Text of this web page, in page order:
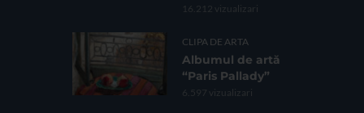
16.212 vizualizari
CLIPA DE ARTA
Albumul de artă
“Paris Pallady”
6.597 vizualizari